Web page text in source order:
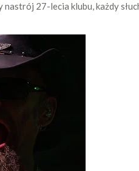
27-lecia klubu, każdy